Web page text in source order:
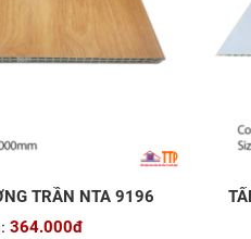
TRẦN NTA 9196
364.000đ